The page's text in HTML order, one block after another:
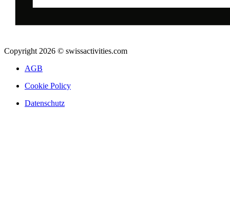
Copyright 2026 © swissactivities.com
AGB
Cookie Policy
Datenschutz